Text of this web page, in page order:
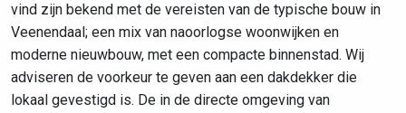
vind zijn bekend met de vereisten van de typische bouw in
Veenendaal; een mix van naoorlogse woonwijken en
moderne nieuwbouw, met een compacte binnenstad. Wij
adviseren de voorkeur te geven aan een dakdekker die
lokaal gevestigd is. De in de directe omgeving van